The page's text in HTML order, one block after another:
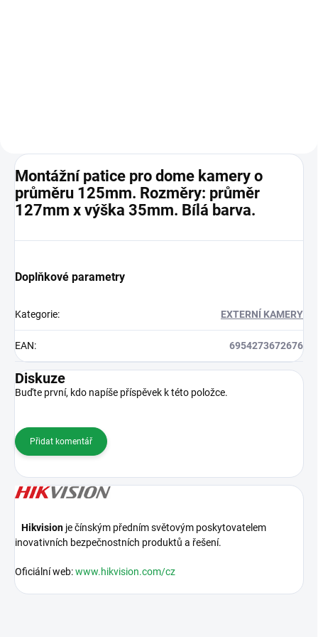
Montážní patice pro dome kamery o
průměru 125mm. Rozměry: průměr
127mm x výška 35mm. Bílá barva.
Doplňkové parametry
Kategorie: EXTERNÍ KAMERY
EAN: 6954273672676
Diskuze
Buďte první, kdo napíše příspěvek k této položce.
Přidat komentář
Hikvision je čínským předním světovým poskytovatelem
inovativních bezpečnostních produktů a řešení.
Oficiální web:www.hikvision.com/cz